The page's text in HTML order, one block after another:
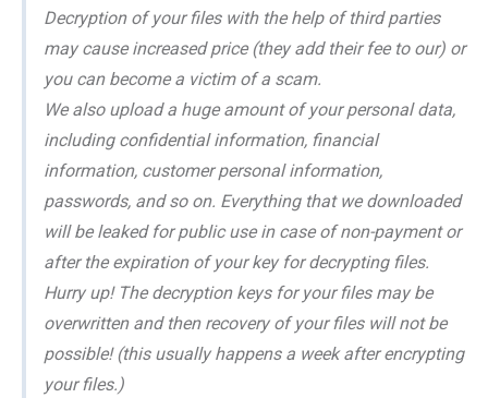
Decryption of your files with the help of third parties
may cause increased price (they add their fee to our) or
you can become a victim of a scam.
We also upload a huge amount of your personal data,
including confidential information, financial
information, customer personal information,
passwords, and so on. Everything that we downloaded
will be leaked for public use in case of non-payment or
after the expiration of your key for decrypting files.
Hurry up! The decryption keys for your files may be
overwritten and then recovery of your files will not be
possible! (this usually happens a week after encrypting
your files.)